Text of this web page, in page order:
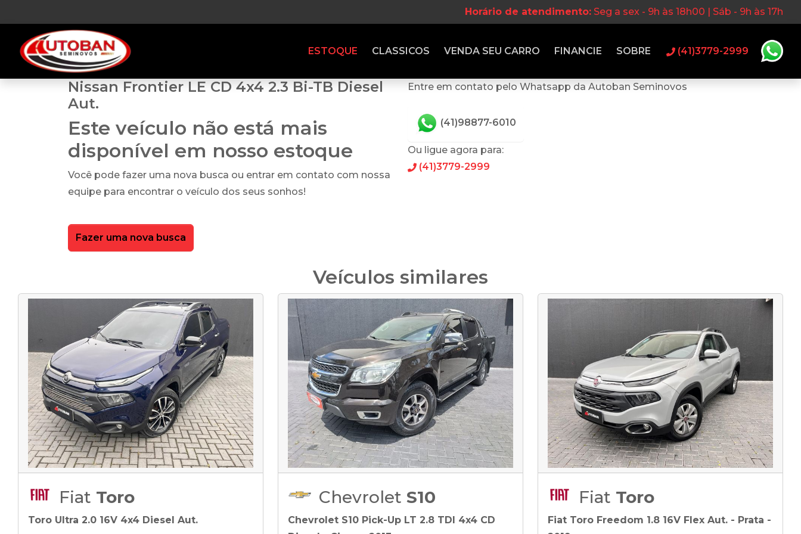
Horário de atendimento: Seg a sex - 9h às 18h00 | Sáb - 9h às 17h
ESTOQUE CLASSICOS VENDA SEU CARRO FINANCIE SOBRE (41)3779-2999
Nissan Frontier LE CD 4x4 2.3 Bi-TB Diesel
Aut.
Este veículo não está mais
disponível em nosso estoque
Você pode fazer uma nova busca ou entrar em contato com nossa
equipe para encontrar o veículo dos seus sonhos!
Fazer uma nova busca
Entre em contato pelo Whatsapp da Autoban Seminovos
(41)98877-6010
Ou ligue agora para:
(41)3779-2999
Veículos similares
Fiat Toro
Toro Ultra 2.0 16V 4x4 Diesel Aut.
Chevrolet S10
Chevrolet S10 Pick-Up LT 2.8 TDI 4x4 CD
Fiat Toro
Fiat Toro Freedom 1.8 16V Flex Aut. - Prata -